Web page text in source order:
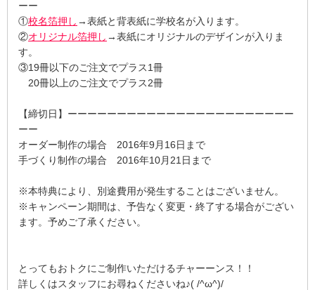
ーー
①校名箔押し →表紙と背表紙に学校名が入ります。
②オリジナル箔押し →表紙にオリジナルのデザインが入りま
す。
③19冊以下のご注文でプラス1冊
20冊以上のご注文でプラス2冊
【締切日】ーーーーーーーーーーーーーーーーーーーーーーー
ーー
オーダー制作の場合 2016年9月16日まで
手づくり制作の場合 2016年10月21日まで
※本特典により、別途費用が発生することはございません。
※キャンペーン期間は、予告なく変更・終了する場合がござい
ます。予めご了承ください。
とってもおトクにご制作いただけるチャーーンス！！
詳しくはスタッフにお尋ねくださいね♪( /^ω^)/